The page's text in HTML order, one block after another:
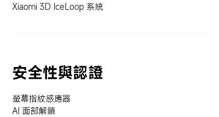
Xiaomi 3D IceLoop 系統
安全性與認證
螢幕指紋感應器
AI 面部解鎖